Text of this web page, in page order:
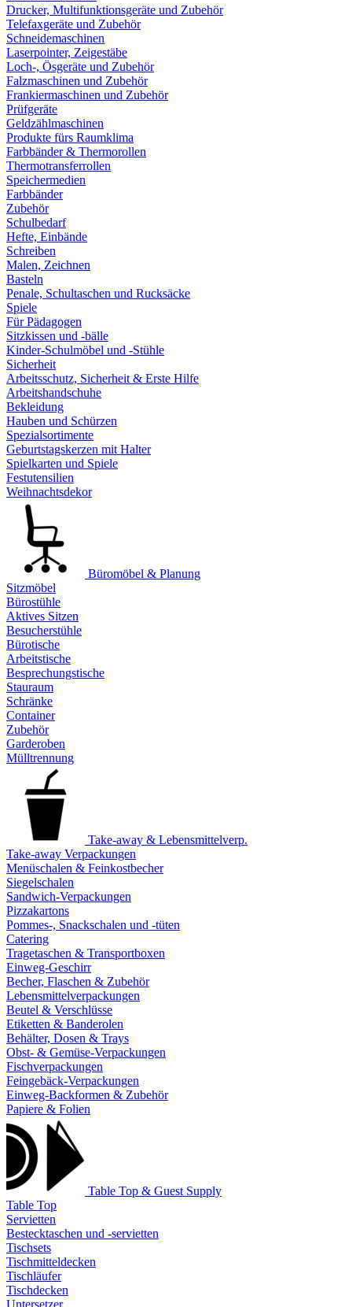
Drucker, Multifunktionsgeräte und Zubehör
Telefaxgeräte und Zubehör
Schneidemaschinen
Laserpointer, Zeigestäbe
Loch-, Ösgeräte und Zubehör
Falzmaschinen und Zubehör
Frankiermaschinen und Zubehör
Prüfgeräte
Geldzählmaschinen
Produkte fürs Raumklima
Farbbänder & Thermorollen
Thermotransferrollen
Speichermedien
Farbbänder
Zubehör
Schulbedarf
Hefte, Einbände
Schreiben
Malen, Zeichnen
Basteln
Penale, Schultaschen und Rucksäcke
Spiele
Für Pädagogen
Sitzkissen und -bälle
Kinder-Schulmöbel und -Stühle
Sicherheit
Arbeitsschutz, Sicherheit & Erste Hilfe
Arbeitshandschuhe
Bekleidung
Hauben und Schürzen
Spezialsortimente
Geburtstagskerzen mit Halter
Spielkarten und Spiele
Festutensilien
Weihnachtsdekor
Büromöbel & Planung
Sitzmöbel
Bürostühle
Aktives Sitzen
Besucherstühle
Bürotische
Arbeitstische
Besprechungstische
Stauraum
Schränke
Container
Zubehör
Garderoben
Mülltrennung
Take-away & Lebensmittelverp.
Take-away Verpackungen
Menüschalen & Feinkostbecher
Siegelschalen
Sandwich-Verpackungen
Pizzakartons
Pommes-, Snackschalen und -tüten
Catering
Tragetaschen & Transportboxen
Einweg-Geschirr
Becher, Flaschen & Zubehör
Lebensmittelverpackungen
Beutel & Verschlüsse
Etiketten & Banderolen
Behälter, Dosen & Trays
Obst- & Gemüse-Verpackungen
Fischverpackungen
Feingebäck-Verpackungen
Einweg-Backformen & Zubehör
Papiere & Folien
Table Top & Guest Supply
Table Top
Servietten
Bestecktaschen und -servietten
Tischsets
Tischmitteldecken
Tischläufer
Tischdecken